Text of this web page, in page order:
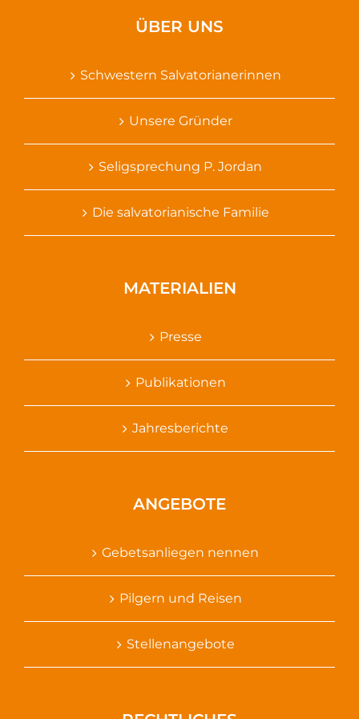
ÜBER UNS
Schwestern Salvatorianerinnen
Unsere Gründer
Seligsprechung P. Jordan
Die salvatorianische Familie
MATERIALIEN
Presse
Publikationen
Jahresberichte
ANGEBOTE
Gebetsanliegen nennen
Pilgern und Reisen
Stellenangebote